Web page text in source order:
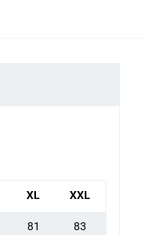
XL XXL
81 83